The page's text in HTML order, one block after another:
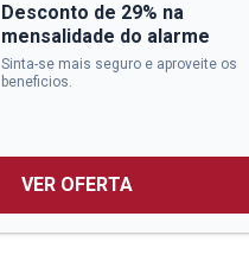
Desconto de 29% na
mensalidade do alarme
Sinta-se mais seguro e aproveite os
beneficios.
VER OFERTA